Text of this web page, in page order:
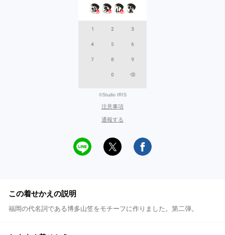
©Studio IRIS
注意事項
通報する
この着せかえの説明
福岡の代名詞である博多山笠をモチーフに作りました。第二弾。